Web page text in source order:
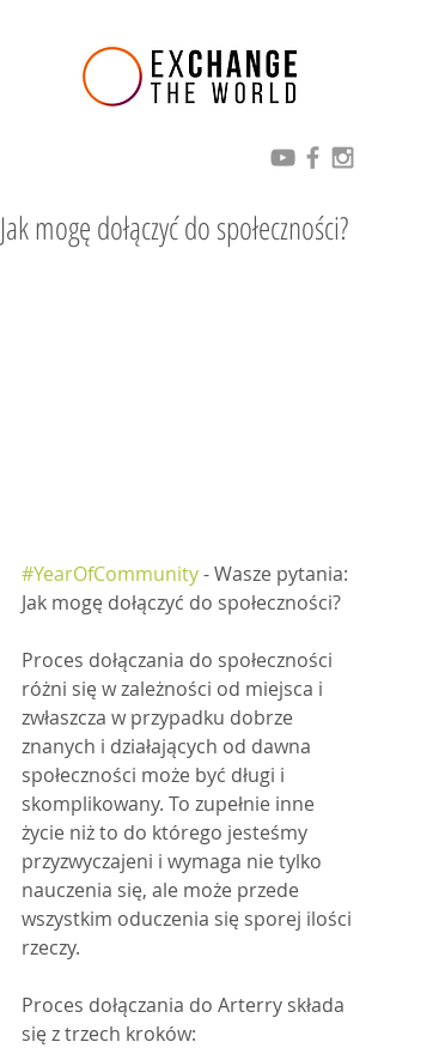
Jak mogę dołączyć do społeczności?
#YearOfCommunity - Wasze pytania:
Jak mogę dołączyć do społeczności?
Proces dołączania do społeczności
różni się w zależności od miejsca i
zwłaszcza w przypadku dobrze
znanych i działających od dawna
społeczności może być długi i
skomplikowany. To zupełnie inne
życie niż to do którego jesteśmy
przyzwyczajeni i wymaga nie tylko
nauczenia się, ale może przede
wszystkim oduczenia się sporej ilości
rzeczy.
Proces dołączania do Arterry składa
się z trzech kroków: